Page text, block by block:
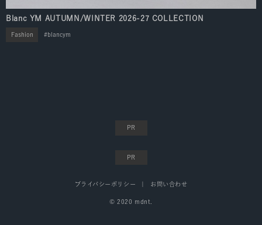
Blanc YM AUTUMN/WINTER 2026-27 COLLECTION
Fashion blancym
プライバシーポリシー お問い合わせ
© 2020 mdnt.